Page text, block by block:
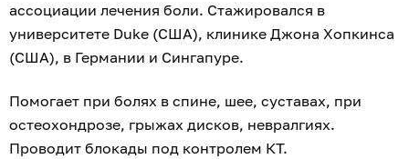
ассоциации лечения боли. Стажировался в
университете Duke (США), клинике Джона Хопкинса
(США), в Германии и Сингапуре.
Помогает при болях в спине, шее, суставах, при
остеохондрозе, грыжах дисков, невралгиях.
Проводит блокады под контролем КТ.